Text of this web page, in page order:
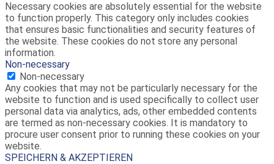
Necessary cookies are absolutely essential for the website
to function properly. This category only includes cookies
that ensures basic functionalities and security features of
the website. These cookies do not store any personal
information.
Non-necessary
Non-necessary
Any cookies that may not be particularly necessary for the
website to function and is used specifically to collect user
personal data via analytics, ads, other embedded contents
are termed as non-necessary cookies. It is mandatory to
procure user consent prior to running these cookies on your
website.
SPEICHERN & AKZEPTIEREN